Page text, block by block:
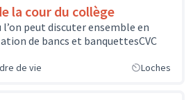
la cour du collège
l’on peut discuter ensemble en
de bancs et banquettesCVC
de vie Loches